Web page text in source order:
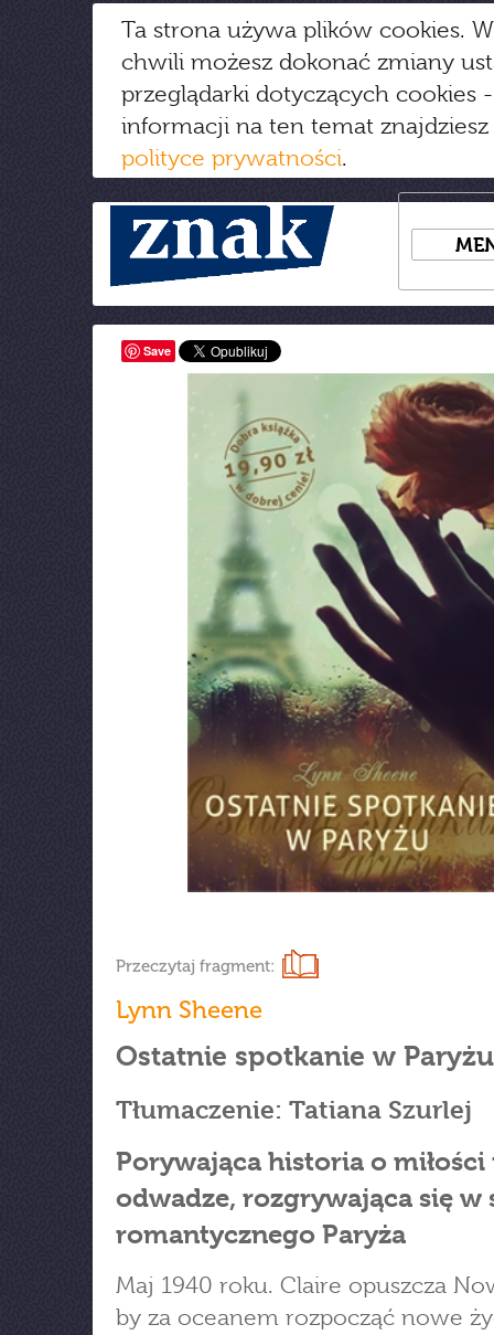
Ta strona używa plików cookies.
chwili możesz dokonać zmiany
przeglądarki dotyczących cookies
informacji na ten temat
polityce prywatności.
Save
Przeczytaj fragment:
Lynn Sheene
Ostatnie spotkanie w Paryżu
Tłumaczenie: Tatiana Szurlej
Porywająca historia o miłości
odwadze, rozgrywająca się w
romantycznego Paryża
Maj 1940 roku. Claire opuszcza
by za oceanem rozpocząć nowe